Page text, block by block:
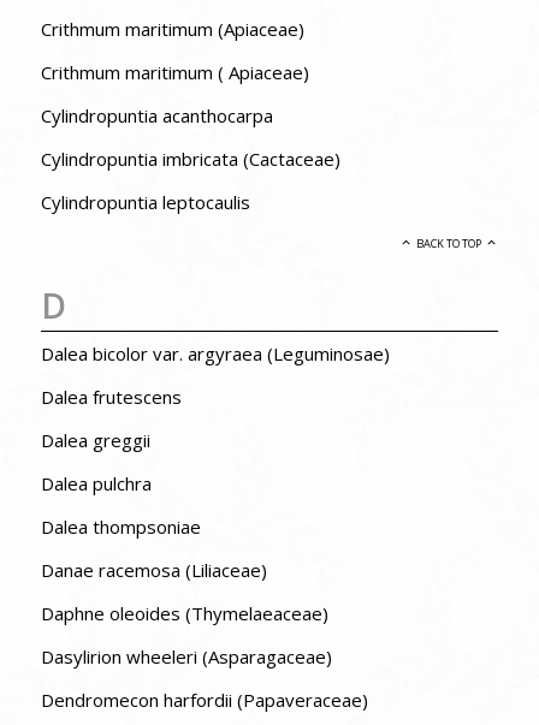
Crithmum maritimum (Apiaceae)
Crithmum maritimum ( Apiaceae)
Cylindropuntia acanthocarpa
Cylindropuntia imbricata (Cactaceae)
Cylindropuntia leptocaulis
BACK TO TOP
D
Dalea bicolor var. argyraea (Leguminosae)
Dalea frutescens
Dalea greggii
Dalea pulchra
Dalea thompsoniae
Danae racemosa (Liliaceae)
Daphne oleoides (Thymelaeaceae)
Dasylirion wheeleri (Asparagaceae)
Dendromecon harfordii (Papaveraceae)